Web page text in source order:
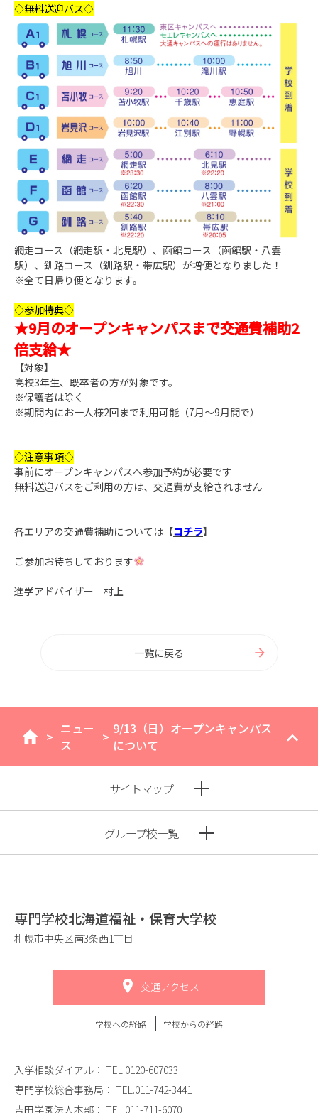
◇無料送迎バス◇
網走コース（網走駅・北見駅）、函館コース（函館駅・八雲
駅）、釧路コース（釧路駅・帯広駅）が増便となりました！
※全て日帰り便となります。
◇参加特典◇
★9月のオープンキャンパスまで交通費補助2
倍支給★
【対象】
高校3年生、既卒者の方が対象です。
※保護者は除く
※期間内にお一人様2回まで利用可能（7月～9月間で）
◇注意事項◇
事前にオープンキャンパスへ参加予約が必要です
無料送迎バスをご利用の方は、交通費が支給されません
各エリアの交通費補助については【コチラ】
ご参加お待ちしております
進学アドバイザー 村上
一覧に戻る
home
> ニュー
ス
> 9/13（日）オープンキャンパス
について
サイトマップ
グループ校一覧
専門学校北海道福祉・保育大学校
札幌市中央区南3条西1丁目
交通アクセス
学校への経路 学校からの経路
入学相談ダイアル： TEL.0120-607033
専門学校総合事務局： TEL.011-742-3441
吉田学園法人本部： TEL.011-711-6070